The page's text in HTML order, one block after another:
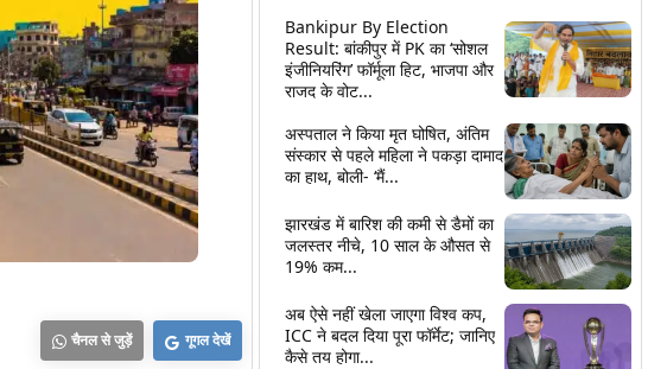
गूगल देखें
चैनल से जुड़ें
Bankipur By Election
Result: बांकीपुर में PK का ‘सोशल
इंजीनियरिंग’ फॉर्मूला हिट, भाजपा और
राजद के वोट...
अस्पताल ने किया मृत घोषित, अंतिम
संस्कार से पहले महिला ने पकड़ा दामाद
का हाथ, बोली- ‘मैं...
झारखंड में बारिश की कमी से डैमों का
जलस्तर नीचे, 10 साल के औसत से
19% कम...
अब ऐसे नहीं खेला जाएगा विश्व कप,
ICC ने बदल दिया पूरा फॉर्मेट; जानिए
कैसे तय होगा...